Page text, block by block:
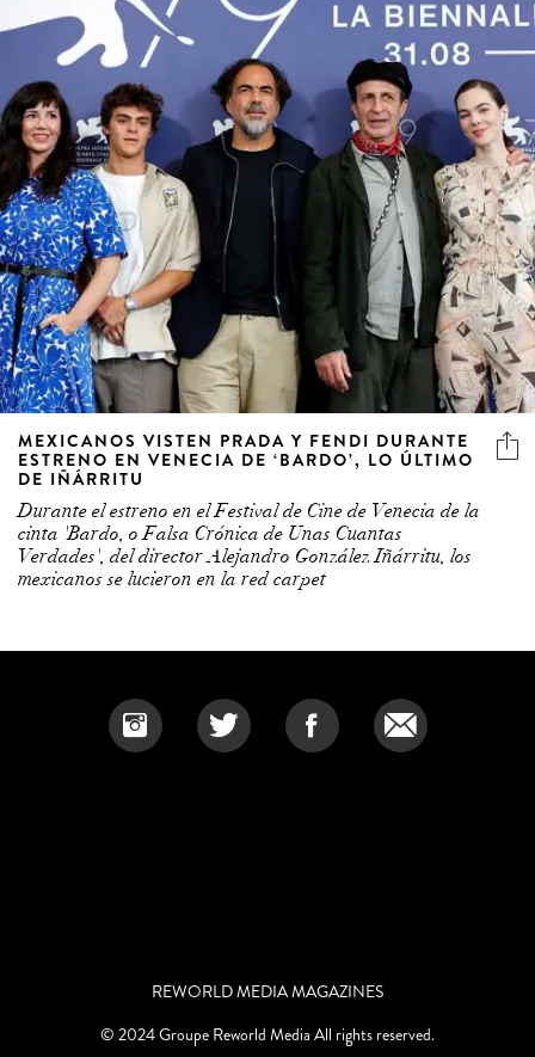
MEXICANOS VISTEN PRADA Y FENDI DURANTE
ESTRENO EN VENECIA DE ‘BARDO’, LO ÚLTIMO
DE IÑÁRRITU
Durante el estreno en el Festival de Cine de Venecia de la
cinta 'Bardo, o Falsa Crónica de Unas Cuantas
Verdades', del director Alejandro González Iñárritu, los
mexicanos se lucieron en la red carpet
REWORLD MEDIA MAGAZINES
© 2024 Groupe Reworld Media All rights reserved.